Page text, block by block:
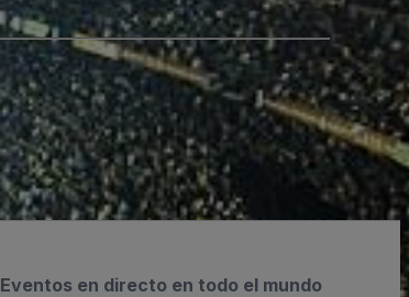
Eventos en directo en todo el mundo